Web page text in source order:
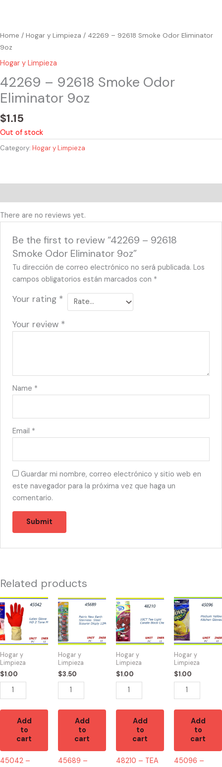
Home / Hogar y Limpieza / 42269 – 92618 Smoke Odor Eliminator
9oz
Hogar y Limpieza
42269 – 92618 Smoke Odor
Eliminator 9oz
$1.15
Out of stock
Category: Hogar y Limpieza
There are no reviews yet.
Be the first to review “42269 – 92618
Smoke Odor Eliminator 9oz”
Tu dirección de correo electrónico no será publicada. Los
campos obligatorios están marcados con *
Your rating *
Your review *
Name *
Email *
Guardar mi nombre, correo electrónico y sitio web en
este navegador para la próxima vez que haga un
comentario.
Related products
Hogar y
Limpieza
$1.00
45042
-
GUANTES
LATEX
MEDIUM
quantity
Add
to
cart
45042 –
Hogar y
Limpieza
$3.50
45689
-
SPONGA
PATRIX
(12)
quantity
Add
to
cart
45689 –
Hogar y
Limpieza
$1.00
48210
-
TEA
LIHTS
BLACK
CHERRY
(10)
quantity
Add
to
cart
48210 – TEA
Hogar y
Limpieza
$1.00
45096
-
GUANTE
DE
COCINA
MEDIUM
quantity
Add
to
cart
45096 –